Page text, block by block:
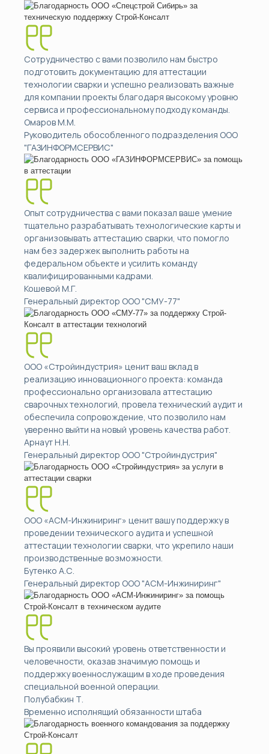
Сотрудничество с вами позволило нам быстро
подготовить документацию для аттестации
технологии сварки и успешно реализовать важные
для компании проекты благодаря высокому уровню
сервиса и профессиональному подходу команды.
Омаров М.М.
Руководитель обособленного подразделения ООО
"ГАЗИНФОРМСЕРВИС"
Опыт сотрудничества с вами показал ваше умение
тщательно разрабатывать технологические карты и
организовывать аттестацию сварки, что помогло
нам без задержек выполнить работы на
федеральном объекте и усилить команду
квалифицированными кадрами.
Кошевой М.Г.
Генеральный директор ООО "СМУ-77"
ООО «Стройиндустрия» ценит ваш вклад в
реализацию инновационного проекта: команда
профессионально организовала аттестацию
сварочных технологий, провела технический аудит и
обеспечила сопровождение, что позволило нам
уверенно выйти на новый уровень качества работ.
Арнаут Н.Н.
Генеральный директор ООО "Стройиндустрия"
ООО «АСМ-Инжиниринг» ценит вашу поддержку в
проведении технического аудита и успешной
аттестации технологии сварки, что укрепило наши
производственные возможности.
Бутенко А.С.
Генеральный директор ООО "АСМ-Инжиниринг"
Вы проявили высокий уровень ответственности и
человечности, оказав значимую помощь и
поддержку военнослужащим в ходе проведения
специальной военной операции.
Полубабкин Т.
Временно исполнящий обязанности штаба